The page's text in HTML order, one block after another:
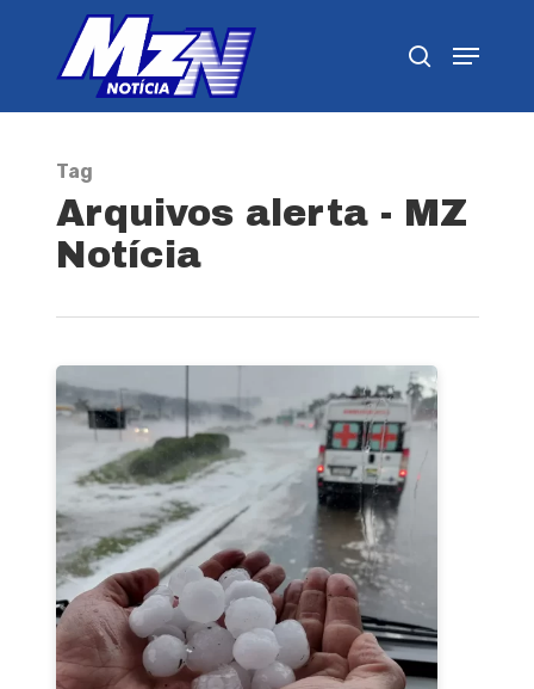
Tag
Arquivos alerta - MZ
Notícia